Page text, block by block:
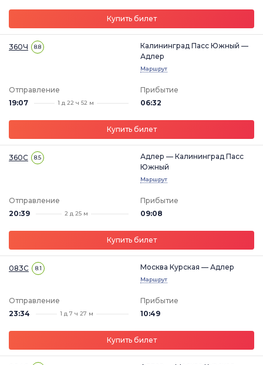
Купить билет
360Ч 8.8
Калининград Пасс Южный —
Адлер
Маршрут
Отправление
19:07
1 д 22 ч 52 м
Прибытие
06:32
Купить билет
360С 8.5
Адлер — Калининград Пасс
Южный
Маршрут
Отправление
20:39
2 д 25 м
Прибытие
09:08
Купить билет
083С 8.1 Москва Курская — Адлер
Маршрут
Отправление
23:34
1 д 7 ч 27 м
Прибытие
10:49
Купить билет